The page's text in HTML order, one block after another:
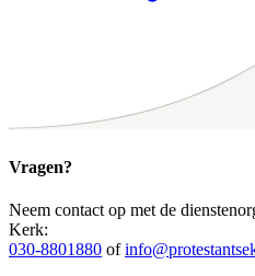
Vragen?
Neem contact op met de
Kerk:
030-8801880 of